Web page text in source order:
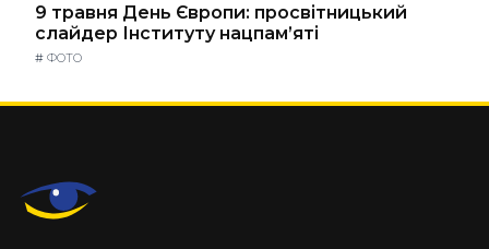
9 травня День Європи: просвітницький
слайдер Інституту нацпам’яті
# ФОТО